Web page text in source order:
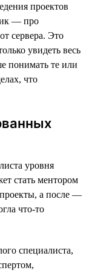
проектов
— про
сервера. Это
увидеть весь
понимать те или
что
уровня
стать ментором
проекты, а после —
что-то
специалиста,